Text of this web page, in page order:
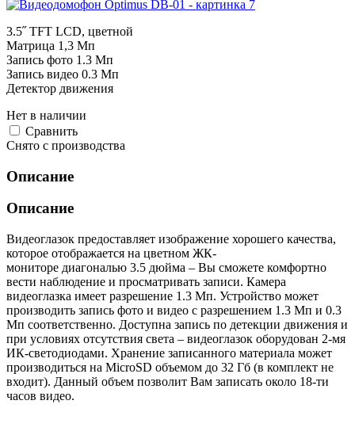
3.5˝ TFT LCD, цветной
Матрица 1,3 Мп
Запись фото 1.3 Мп
Запись видео 0.3 Мп
Детектор движения
Нет в наличии
Cравнить
Снято с производства
Описание
Описание
Видеоглазок предоставляет изображение хорошего качества,
которое отображается на цветном ЖК-
мониторе диагональю 3.5 дюйма – Вы сможете комфортно
вести наблюдение и просматривать записи. Камера
видеоглазка имеет разрешение 1.3 Мп. Устройство может
производить запись фото и видео с разрешением 1.3 Мп и 0.3
Мп соответственно. Доступна запись по детекции движения и
при условиях отсутствия света – видеоглазок оборудован 2-мя
ИК-светодиодами. Хранение записанного материала может
производиться на MicroSD объемом до 32 Гб (в комплект не
входит). Данный объем позволит Вам записать около 18-ти
часов видео.